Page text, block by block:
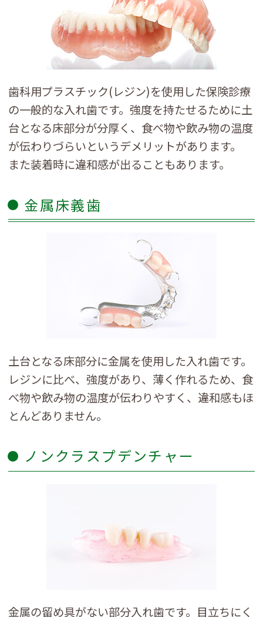
歯科用プラスチック(レジン)を使用した保険診療
の一般的な入れ歯です。強度を持たせるために土
台となる床部分が分厚く、食べ物や飲み物の温度
が伝わりづらいというデメリットがあります。
また装着時に違和感が出ることもあります。
金属床義歯
土台となる床部分に金属を使用した入れ歯です。
レジンに比べ、強度があり、薄く作れるため、食
べ物や飲み物の温度が伝わりやすく、違和感もほ
とんどありません。
ノンクラスプデンチャー
金属の留め具がない部分入れ歯です。目立ちにく